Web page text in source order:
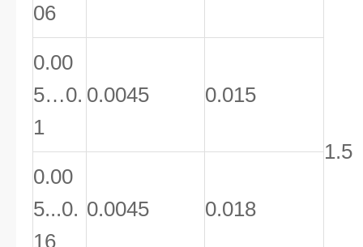
06
1.5
0.00
5…0.
1
0.0045 0.015
0.00
5...0.
16
0.0045 0.018